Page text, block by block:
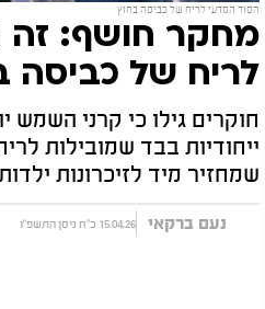
הסוד המדעי לריח של כביסה בחוץ
מחקר חושף: זה
לריח של כביסה
חוקרים גילו כי קרני השמש
ייחודיות בבד שמובילות
שמחזיר מיד לזיכרונות
נעם ברקאי 15.04.26 כ"ח ניסן התשפ"ו